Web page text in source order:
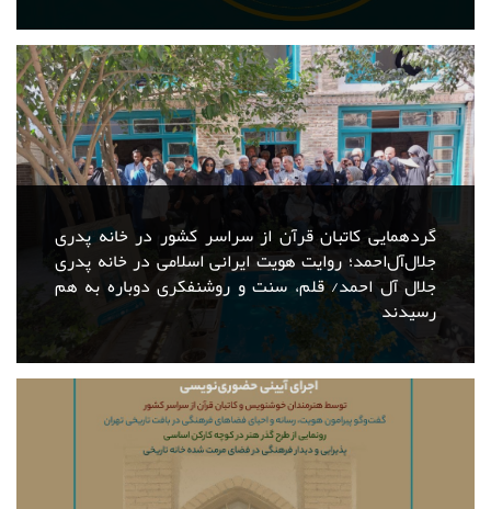
گردهمایی کاتبان قرآن از سراسر کشور در خانه پدری
جلال‌آل‌احمد؛ روایت هویت ایرانی اسلامی در خانه پدری
جلال آل احمد/ قلم، سنت و روشنفکری دوباره به هم
رسیدند